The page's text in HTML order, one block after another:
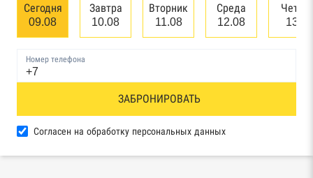
банкротстве юридических лиц
Реестр товарных знаков и знаков обслуживания
База исполнительного производства
Сегодня
09.08
Завтра
10.08
Вторник
11.08
Среда
12.08
13.08
Номер телефона
ЗАБРОНИРОВАТЬ
Согласен на обработку персональных данных